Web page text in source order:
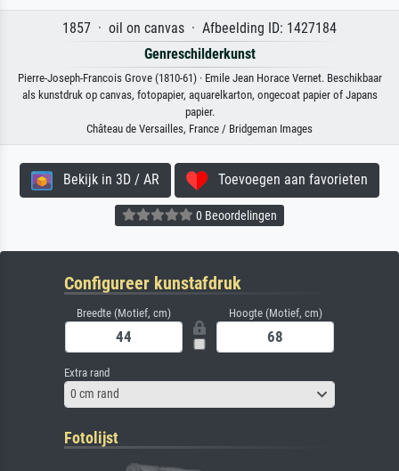
1857 · oil on canvas · Afbeelding ID: 1427184
Genreschilderkunst
Pierre-Joseph-Francois Grove (1810-61) · Emile Jean Horace Vernet. Beschikbaar
als kunstdruk op canvas, fotopapier, aquarelkarton, ongecoat papier of Japans
papier.
Château de Versailles, France / Bridgeman Images
Bekijk in 3D / AR Toevoegen aan favorieten
0 Beoordelingen
Configureer kunstafdruk
Breedte (Motief, cm) Hoogte (Motief, cm)
Extra rand
0 cm rand
Fotolijst